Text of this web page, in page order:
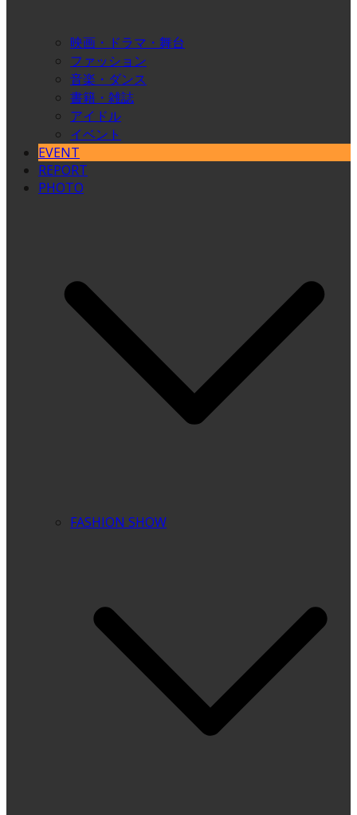
映画・ドラマ・舞台
ファッション
音楽・ダンス
書籍・雑誌
アイドル
イベント
EVENT
REPORT
PHOTO
FASHION SHOW